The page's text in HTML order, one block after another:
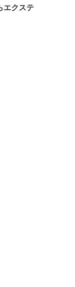
エクステ